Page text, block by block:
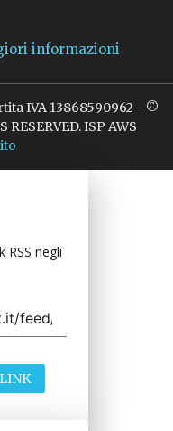
informazioni
IVA 13868590962 - ©
ISP AWS
RSS negli